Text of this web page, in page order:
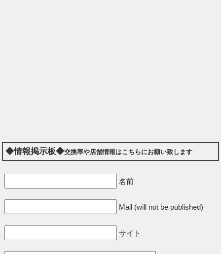
◆情報掲示板◆交換率や店舗情報はこちらにお願い致します
名前
Mail (will not be published)
サイト